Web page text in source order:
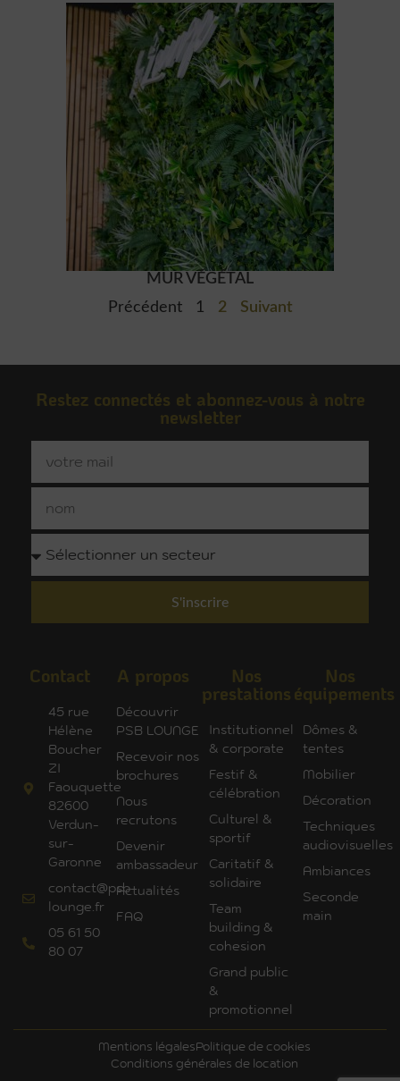
MUR VÉGÉTAL
Précédent
1 2 Suivant
Restez connectés et abonnez-vous à notre
newsletter
S'inscrire
Contact
45 rue
Hélène
Boucher
ZI
Faouquette
82600
Verdun-
sur-
Garonne
contact@psb-
lounge.fr
05 61 50
80 07
A propos
Découvrir
PSB LOUNGE
Recevoir nos
brochures
Nous
recrutons
Devenir
ambassadeur
Actualités
FAQ
Nos
prestations
Institutionnel
& corporate
Festif &
célébration
Culturel &
sportif
Caritatif &
solidaire
Team
building &
cohesion
Grand public
&
promotionnel
Nos
équipements
Dômes &
tentes
Mobilier
Décoration
Techniques
audiovisuelles
Ambiances
Seconde
main
Mentions légales Politique de cookies
Conditions générales de location